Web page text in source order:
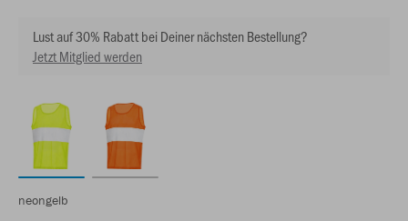
Lust auf 30% Rabatt bei Deiner nächsten Bestellung?
Jetzt Mitglied werden
neongelb